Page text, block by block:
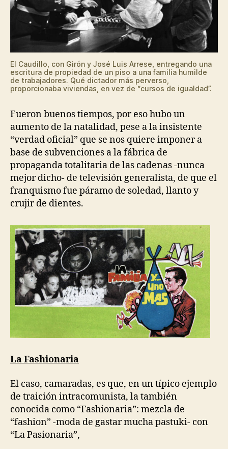
El Caudillo, con Girón y José Luis Arrese, entregando una
escritura de propiedad de un piso a una familia humilde
de trabajadores. Qué dictador más perverso,
proporcionaba viviendas, en vez de “cursos de igualdad”.
Fueron buenos tiempos, por eso hubo un
aumento de la natalidad, pese a la insistente
“verdad oficial” que se nos quiere imponer a
base de subvenciones a la fábrica de
propaganda totalitaria de las cadenas -nunca
mejor dicho- de televisión generalista, de que el
franquismo fue páramo de soledad, llanto y
crujir de dientes.
La Fashionaria
El caso, camaradas, es que, en un típico ejemplo
de traición intracomunista, la también
conocida como “Fashionaria”: mezcla de
“fashion” -moda de gastar mucha pastuki- con
“La Pasionaria”,